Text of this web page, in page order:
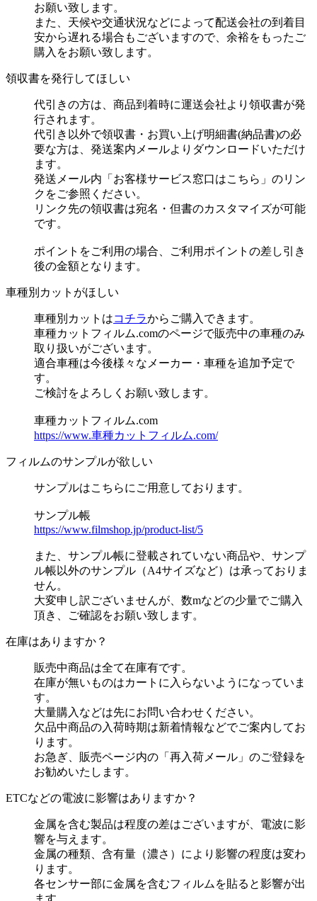
お願い致します。
また、天候や交通状況などによって配送会社の到着目
安から遅れる場合もございますので、余裕をもったご
購入をお願い致します。
領収書を発行してほしい
代引きの方は、商品到着時に運送会社より領収書が発
行されます。
代引き以外で領収書・お買い上げ明細書(納品書)の必
要な方は、発送案内メールよりダウンロードいただけ
ます。
発送メール内「お客様サービス窓口はこちら」のリン
クをご参照ください。
リンク先の領収書は宛名・但書のカスタマイズが可能
です。
ポイントをご利用の場合、ご利用ポイントの差し引き
後の金額となります。
車種別カットがほしい
車種別カットはコチラからご購入できます。
車種カットフィルム.comのページで販売中の車種のみ
取り扱いがございます。
適合車種は今後様々なメーカー・車種を追加予定で
す。
ご検討をよろしくお願い致します。
車種カットフィルム.com
https://www.車種カットフィルム.com/
フィルムのサンプルが欲しい
サンプルはこちらにご用意しております。
サンプル帳
https://www.filmshop.jp/product-list/5
また、サンプル帳に登載されていない商品や、サンプ
ル帳以外のサンプル（A4サイズなど）は承っておりま
せん。
大変申し訳ございませんが、数mなどの少量でご購入
頂き、ご確認をお願い致します。
在庫はありますか？
販売中商品は全て在庫有です。
在庫が無いものはカートに入らないようになっていま
す。
大量購入などは先にお問い合わせください。
欠品中商品の入荷時期は新着情報などでご案内してお
ります。
お急ぎ、販売ページ内の「再入荷メール」のご登録を
お勧めいたします。
ETCなどの電波に影響はありますか？
金属を含む製品は程度の差はございますが、電波に影
響を与えます。
金属の種類、含有量（濃さ）により影響の程度は変わ
ります。
各センサー部に金属を含むフィルムを貼ると影響が出
ます。